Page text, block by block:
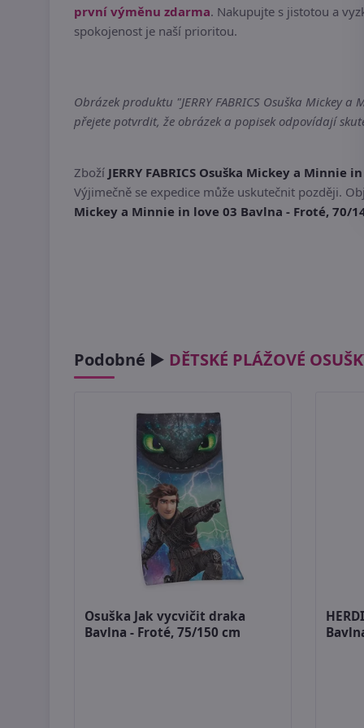
první výměnu zdarma. Nakupujte s jistotou a
spokojenost je naší prioritou.
Obrázek produktu "JERRY FABRICS Osuška
přejete potvrdit, že obrázek a popisek odpovídají
Zboží JERRY FABRICS Osuška Mickey a Minnie
Výjimečně se expedice může uskutečnit později.
Mickey a Minnie in love 03 Bavlna - Froté, 70/
Podobné ► DĚTSKÉ PLÁŽOVÉ
Osuška Jak vycvičit draka
Bavlna - Froté, 75/150 cm